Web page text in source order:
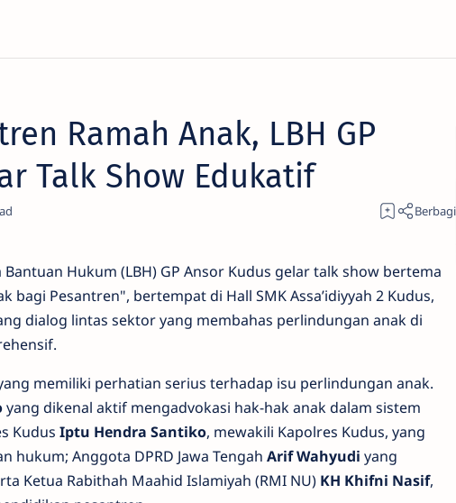
Ramah Anak, LBH GP
Talk Show Edukatif
Hukum (LBH) GP Ansor Kudus gelar talk show bertema
bagi Pesantren", bertempat di Hall SMK Assa’idiyyah 2 Kudus,
dialog lintas sektor yang membahas perlindungan anak di
memiliki perhatian serius terhadap isu perlindungan anak.
yang dikenal aktif mengadvokasi hak-hak anak dalam sistem
Kudus Iptu Hendra Santiko, mewakili Kapolres Kudus, yang
hukum; Anggota DPRD Jawa Tengah Arif Wahyudi yang
Ketua Rabithah Maahid Islamiyah (RMI NU) KH Khifni Nasif,